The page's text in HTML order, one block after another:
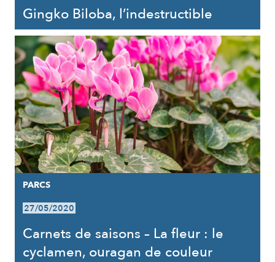
Gingko Biloba, l’indestructible
PARCS
27/05/2020
Carnets de saisons – La fleur : le
cyclamen, ouragan de couleur